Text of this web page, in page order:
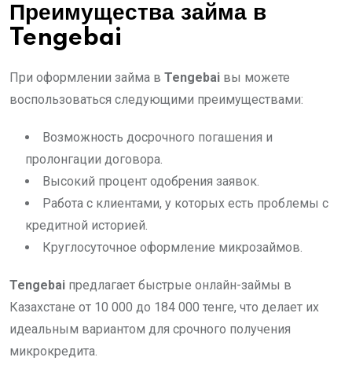
Преимущества займа в
Tengebai
При оформлении займа в Tengebai вы можете
воспользоваться следующими преимуществами:
Возможность досрочного погашения и
пролонгации договора.
Высокий процент одобрения заявок.
Работа с клиентами, у которых есть проблемы с
кредитной историей.
Круглосуточное оформление микрозаймов.
Tengebai предлагает быстрые онлайн-займы в
Казахстане от 10 000 до 184 000 тенге, что делает их
идеальным вариантом для срочного получения
микрокредита.